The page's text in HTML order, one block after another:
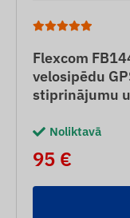
Flexcom
velosipēdu
stiprinājumu
Noliktavā
95 €